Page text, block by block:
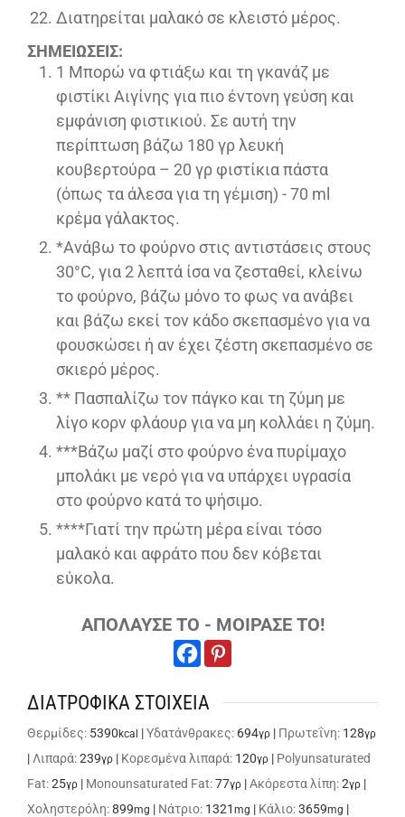
Διατηρείται μαλακό σε κλειστό μέρος.
ΣΗΜΕΙΩΣΕΙΣ:
1 Μπορώ να φτιάξω και τη γκανάζ με
φιστίκι Αιγίνης για πιο έντονη γεύση και
εμφάνιση φιστικιού. Σε αυτή την
περίπτωση βάζω 180 γρ λευκή
κουβερτούρα – 20 γρ φιστίκια πάστα
(όπως τα άλεσα για τη γέμιση) - 70 ml
κρέμα γάλακτος.
*Ανάβω το φούρνο στις αντιστάσεις στους
30°C, για 2 λεπτά ίσα να ζεσταθεί, κλείνω
το φούρνο, βάζω μόνο το φως να ανάβει
και βάζω εκεί τον κάδο σκεπασμένο για να
φουσκώσει ή αν έχει ζέστη σκεπασμένο σε
σκιερό μέρος.
** Πασπαλίζω τον πάγκο και τη ζύμη με
λίγο κορν φλάουρ για να μη κολλάει η ζύμη.
***Βάζω μαζί στο φούρνο ένα πυρίμαχο
μπολάκι με νερό για να υπάρχει υγρασία
στο φούρνο κατά το ψήσιμο.
****Γιατί την πρώτη μέρα είναι τόσο
μαλακό και αφράτο που δεν κόβεται
εύκολα.
ΑΠΟΛΑΥΣΕ ΤΟ - ΜΟΙΡΑΣΕ ΤΟ!
ΔΙΑΤΡΟΦΙΚΑ ΣΤΟΙΧΕΙΑ
Θερμίδες: 5390kcal |Υδατάνθρακες: 694γρ | Πρωτεΐνη: 128γρ
| Λιπαρά:239γρ | Κορεσμένα λιπαρά: 120γρ | Polyunsaturated
Fat:25γρ | Monounsaturated Fat:77γρ |Ακόρεστα λίπη:2γρ |
Χοληστερόλη:899mg | Νάτριο: 1321 mg | Κάλιο:3659mg |